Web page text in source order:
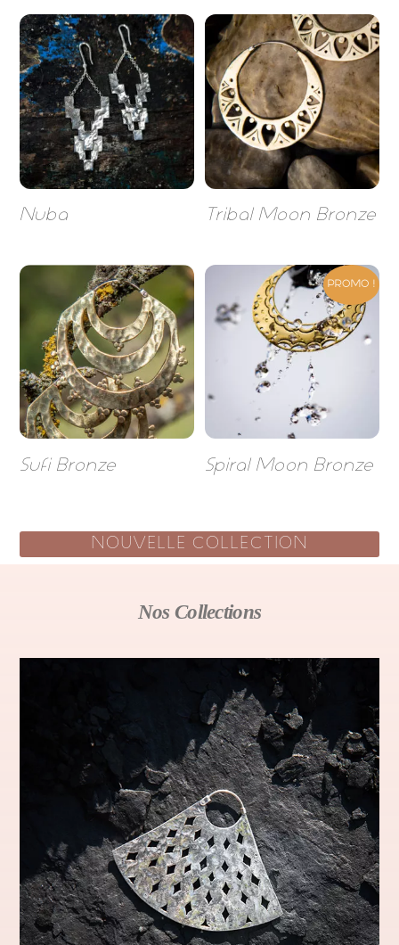
Nuba Tribal Moon Bronze
Sufi Bronze
PROMO !
Spiral Moon Bronze
NOUVELLE COLLECTION
Nos Collections